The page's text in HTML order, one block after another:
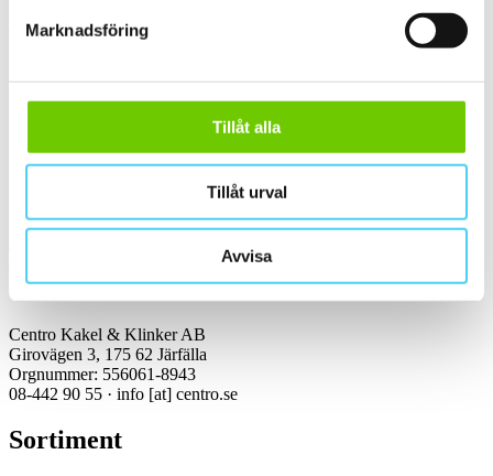
Marknadsföring
Tillåt alla
Tillåt urval
Avvisa
Kakel & klinker
Kontakt
Öppettider:
Vardagar 07:00-16:00
Centro Kakel & Klinker AB
Girovägen 3, 175 62 Järfälla
Orgnummer: 556061-8943
08-442 90 55 · info [at] centro.se
Sortiment